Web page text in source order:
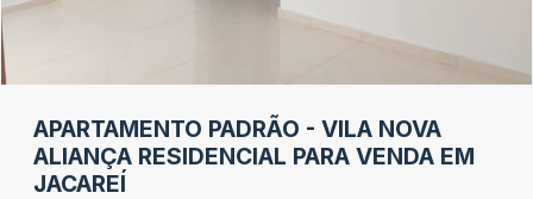
APARTAMENTO PADRÃO - VILA NOVA
ALIANÇA RESIDENCIAL PARA VENDA EM
JACAREÍ